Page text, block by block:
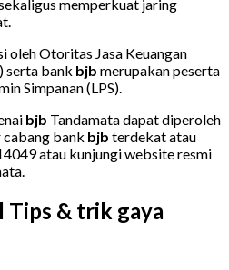
memperkuat jaring
oleh Otoritas Jasa Keuangan
serta bank bjb merupakan peserta
Simpanan (LPS).
bjb Tandamata dapat diperoleh
bank bjb terdekat atau
atau kunjungi website resmi
& trik gaya